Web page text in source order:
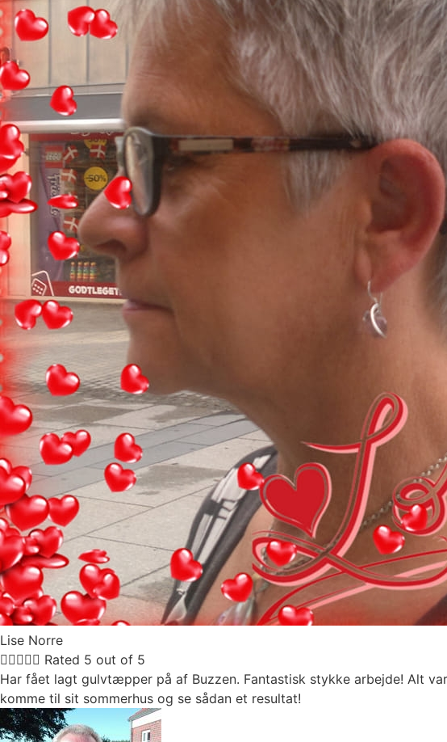
Lise Norre
 Rated 5 out of 5
Har fået lagt gulvtæpper på af Buzzen. Fantastisk stykke arbejde! Alt
komme til sit sommerhus og se sådan et resultat!